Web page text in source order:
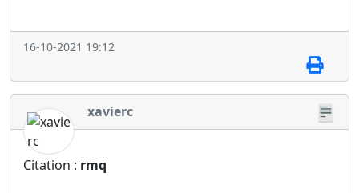
16-10-2021 19:12
xavierc
Citation : rmq